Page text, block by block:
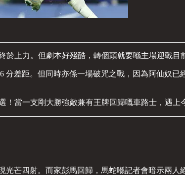
於上力。但劇本好殘酷，轉個頭就要喺主場迎戰目
分差距。但同時亦係一場破咒之戰，因為阿仙奴
！當一支剛大勝強敵兼有王牌回歸嘅車路士，遇
芒四射。而家彭馬回歸，馬蛇喺記者會暗示兩